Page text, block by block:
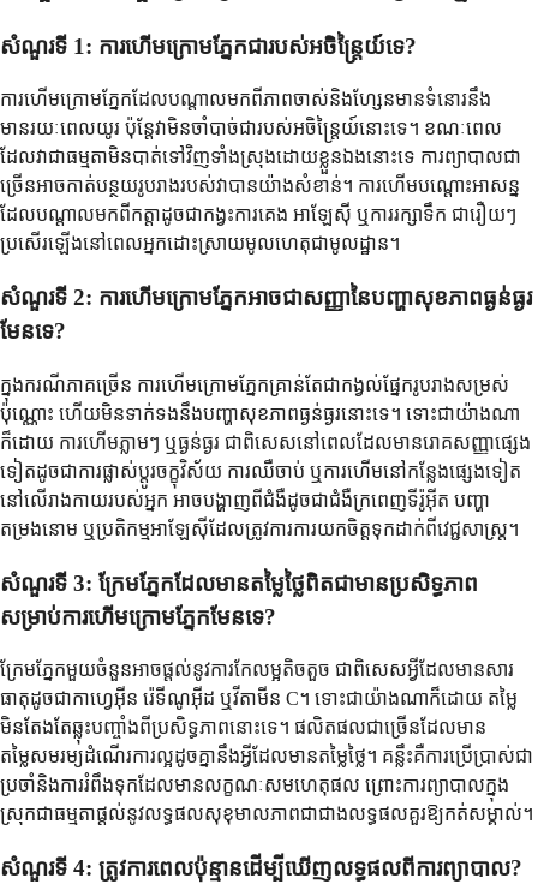
សំណួរទី 1: ការហើមក្រោមភ្នែកជារបស់អចិន្ត្រៃយ៍ទេ?
ការហើមក្រោមភ្នែកដែលបណ្តាលមកពីភាពចាស់និងហ្សែនមានទំនោរនឹង
មានរយៈពេលយូរ ប៉ុន្តែវាមិនចាំបាច់ជារបស់អចិន្ត្រៃយ៍នោះទេ។ ខណៈពេល
ដែលវាជាធម្មតាមិនបាត់ទៅវិញទាំងស្រុងដោយខ្លួនឯងនោះទេ ការព្យាបាលជា
ច្រើនអាចកាត់បន្ថយរូបរាងរបស់វាបានយ៉ាងសំខាន់។ ការហើមបណ្តោះអាសន្ន
ដែលបណ្តាលមកពីកត្តាដូចជាកង្វះការគេង អាឡែស៊ី ឬការរក្សាទឹក ជារឿយៗ
ប្រសើរឡើងនៅពេលអ្នកដោះស្រាយមូលហេតុជាមូលដ្ឋាន។
សំណួរទី 2: ការហើមក្រោមភ្នែកអាចជាសញ្ញានៃបញ្ហាសុខភាពធ្ងន់ធ្ងរ
មែនទេ?
ក្នុងករណីភាគច្រើន ការហើមក្រោមភ្នែកគ្រាន់តែជាកង្វល់ផ្នែករូបរាងសម្រស់
ប៉ុណ្ណោះ ហើយមិនទាក់ទងនឹងបញ្ហាសុខភាពធ្ងន់ធ្ងរនោះទេ។ ទោះជាយ៉ាងណា
ក៏ដោយ ការហើមភ្លាមៗ ឬធ្ងន់ធ្ងរ ជាពិសេសនៅពេលដែលមានរោគសញ្ញាផ្សេង
ទៀតដូចជាការផ្លាស់ប្តូរចក្ខុវិស័យ ការឈឺចាប់ ឬការហើមនៅកន្លែងផ្សេងទៀត
នៅលើរាងកាយរបស់អ្នក អាចបង្ហាញពីជំងឺដូចជាជំងឺក្រពេញទីរ៉ូអ៊ីត បញ្ហា
តម្រងនោម ឬប្រតិកម្មអាឡែស៊ីដែលត្រូវការការយកចិត្តទុកដាក់ពីវេជ្ជសាស្ត្រ។
សំណួរទី 3: ក្រែមភ្នែកដែលមានតម្លៃថ្លៃពិតជាមានប្រសិទ្ធភាព
សម្រាប់ការហើមក្រោមភ្នែកមែនទេ?
ក្រែមភ្នែកមួយចំនួនអាចផ្តល់នូវការកែលម្អតិចតួច ជាពិសេសអ្វីដែលមានសារ
ធាតុដូចជាកាហ្វេអ៊ីន រ៉េទីណូអ៊ីដ ឬវីតាមីន C។ ទោះជាយ៉ាងណាក៏ដោយ តម្លៃ
មិនតែងតែឆ្លុះបញ្ចាំងពីប្រសិទ្ធភាពនោះទេ។ ផលិតផលជាច្រើនដែលមាន
តម្លៃសមរម្យដំណើរការល្អដូចគ្នានឹងអ្វីដែលមានតម្លៃថ្លៃ។ គន្លឹះគឺការប្រើប្រាស់ជា
ប្រចាំនិងការរំពឹងទុកដែលមានលក្ខណៈសមហេតុផល ព្រោះការព្យាបាលក្នុង
ស្រុកជាធម្មតាផ្តល់នូវលទ្ធផលសុខុមាលភាពជាជាងលទ្ធផលគួរឱ្យកត់សម្គាល់។
សំណួរទី 4: ត្រូវការពេលប៉ុន្មានដើម្បីឃើញលទ្ធផលពីការព្យាបាល?